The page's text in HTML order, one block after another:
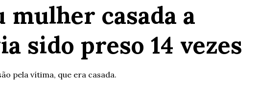
casada a
sido preso 14 vezes
pela vítima, que era casada.